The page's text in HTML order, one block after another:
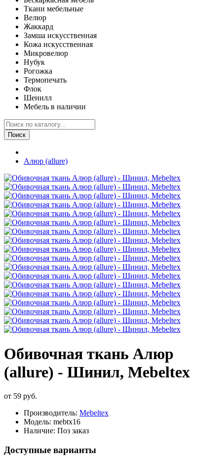
Ткани мебельные
Велюр
Жаккард
Замша искусственная
Кожа искусственная
Микровелюр
Нубук
Рогожка
Термопечать
Флок
Шенилл
Мебель в наличии
Поиск
Алюр (allure)
Обивочная ткань Алюр
(allure) - Шинил, Mebeltex
от 59 руб.
Производитель: Mebeltex
Модель: mebtx16
Наличие: Поз заказ
Доступные варианты